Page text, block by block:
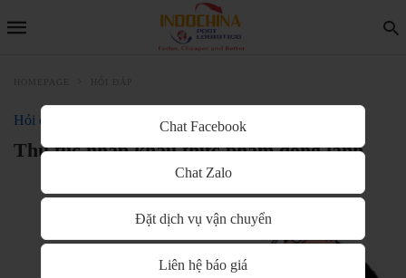
Hỏi đáp
Thủ tục nhập khẩu thực phẩm đông lạnh
Chat Facebook
Chat Zalo
Đặt dịch vụ vận chuyển
Liên hệ báo giá